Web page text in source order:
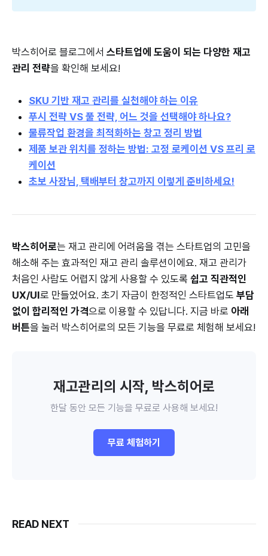
박스히어로 블로그에서 스타트업에 도움이 되는 다양한 재고
관리 전략을 확인해 보세요!
SKU 기반 재고 관리를 실천해야 하는 이유
푸시 전략 VS 풀 전략, 어느 것을 선택해야 하나요?
물류작업 환경을 최적화하는 창고 정리 방법
제품 보관 위치를 정하는 방법: 고정 로케이션 VS 프리 로
케이션
초보 사장님, 택배부터 창고까지 이렇게 준비하세요!
박스히어로는 재고 관리에 어려움을 겪는 스타트업의 고민을
해소해 주는 효과적인 재고 관리 솔루션이에요. 재고 관리가
처음인 사람도 어렵지 않게 사용할 수 있도록 쉽고 직관적인
UX/UI로 만들었어요. 초기 자금이 한정적인 스타트업도 부담
없이 합리적인 가격으로 이용할 수 있답니다. 지금 바로 아래
버튼을 눌러 박스히어로의 모든 기능을 무료로 체험해 보세요!
재고관리의 시작, 박스히어로
한달 동안 모든 기능을 무료로 사용해 보세요!
무료 체험하기
READ NEXT